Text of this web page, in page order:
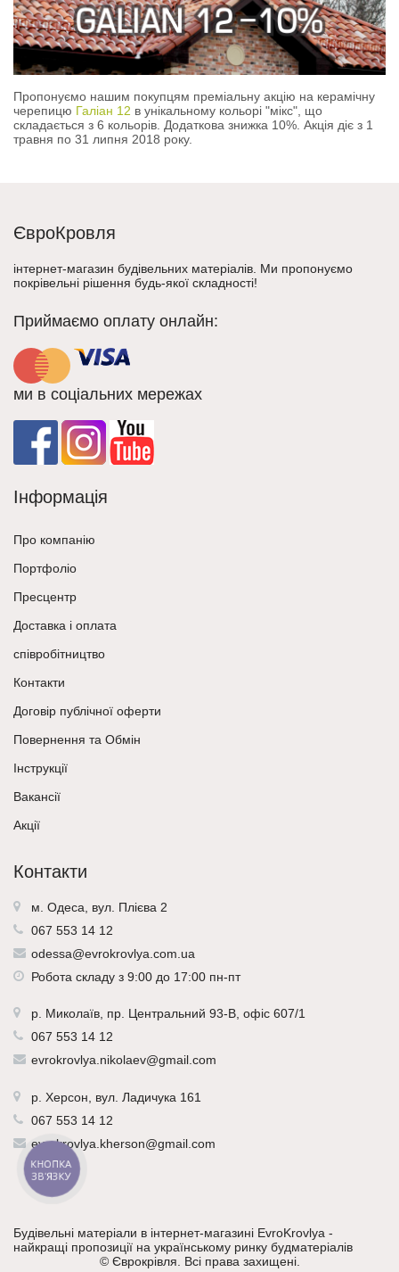
Пропонуємо нашим покупцям преміальну акцію на керамічну
черепицю Галіан 12 в унікальному кольорі "мікс", що
складається з 6 кольорів. Додаткова знижка 10%. Акція діє з 1
травня по 31 липня 2018 року.
ЄвроКровля
інтернет-магазин будівельних матеріалів. Ми пропонуємо
покрівельні рішення будь-якої складності!
Приймаємо оплату онлайн:
ми в соціальних мережах
Інформація
Про компанію
Портфоліо
Пресцентр
Доставка і оплата
співробітництво
Контакти
Договір публічної оферти
Повернення та Обмін
Інструкції
Вакансії
Акції
Контакти
м. Одеса, вул. Плієва 2
067 553 14 12
odessa@evrokrovlya.com.ua
Робота складу з 9:00 до 17:00 пн-пт
р. Миколаїв, пр. Центральний 93-В, офіс 607/1
067 553 14 12
evrokrovlya.nikolaev@gmail.com
р. Херсон, вул. Ладичука 161
067 553 14 12
evrokrovlya.kherson@gmail.com
Будівельні матеріали в інтернет-магазині EvroKrovlya -
найкращі пропозиції на українському ринку будматеріалів
© Єврокрівля. Всі права захищені.
КНОПКА
ЗВ'ЯЗКУ